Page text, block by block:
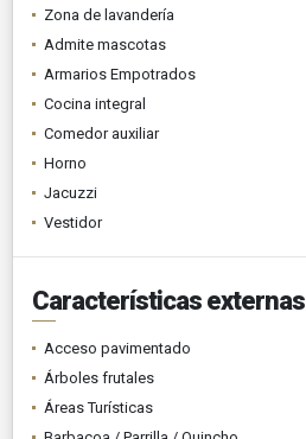
Zona de lavandería
Admite mascotas
Armarios Empotrados
Cocina integral
Comedor auxiliar
Horno
Jacuzzi
Vestidor
Características externas
Acceso pavimentado
Árboles frutales
Áreas Turísticas